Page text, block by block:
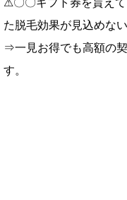
⚠︎〇〇ギフト券を貰え
た脱毛効果が見込めない
⇒一見お得でも高額の
す。